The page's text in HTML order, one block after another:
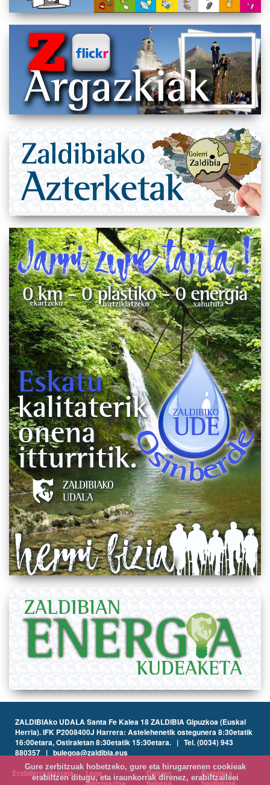
ZALDIBIAko UDALA Santa Fe Kalea 18 ZALDIBIA Gipuzkoa (Euskal
Herria). IFK P2008400J Harrera: Astelehenetik ostegunera 8:30etatik
16:00etara, Ostiraletan 8:30etatik 15:30etara. | Tel. (0034) 943
880357 | bulegoa@zaldibia.eus
Erabilerraztasuna
Lege
Datuen
Erabilera
Gure zerbitzuak hobetzeko, gure eta hirugarrenen cookieak
erabiltzen ditugu, eta iraunkorrak direnez, erabiltzaileei